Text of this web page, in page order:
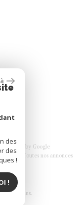
powered by Google
Toutes nos annonces
d'écrans.
des
des
!
!